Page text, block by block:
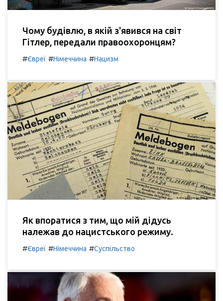
Чому будівлю, в якій з'явився на світ
Гітлер, передали правоохоронцям?
#Євреї #Німеччина #Нацизм
Як впоратися з тим, що мій дідусь
належав до нацистського режиму.
#Євреї #Німеччина #Суспільство